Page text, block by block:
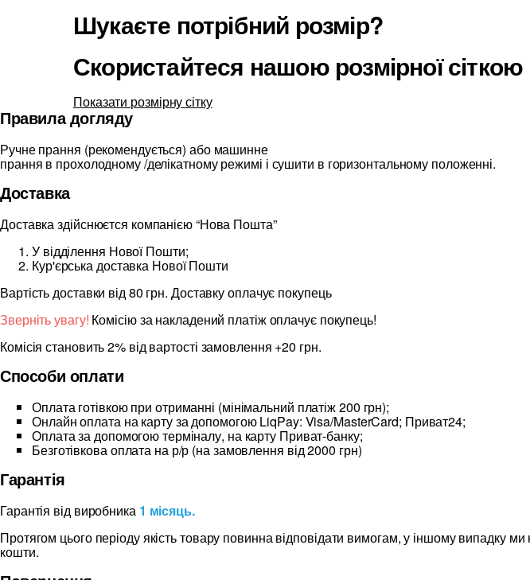
Шукаєте потрібний розмір?
Скористайтеся нашою розмірної сіткою
Показати розмірну сітку
Правила догляду
Ручне прання (рекомендується) або машинне
прання в прохолодному /делікатному режимі і сушити в горизонтальному положенні.
Доставка
Доставка здійснюєтся компанією “Нова Пошта”
У відділення Нової Пошти;
Кур'єрська доставка Нової Пошти
Вартість доставки від 80 грн. Доставку оплачує покупець
Зверніть увагу! Комісію за накладений платіж оплачує покупець!
Комісія становить 2% від вартості замовлення +20 грн.
Способи оплати
Оплата готівкою при отриманні (мінімальний платіж 200 грн);
Онлайн оплата на карту за допомогою LiqPay: Visa/MasterCard; Приват24;
Оплата за допомогою терміналу, на карту Приват-банку;
Безготівкова оплата на р/р (на замовлення від 2000 грн)
Гарантія
Гарантія від виробника 1 місяць.
Протягом цього періоду якість товару повинна відповідати вимогам, у іншому випадку
кошти.